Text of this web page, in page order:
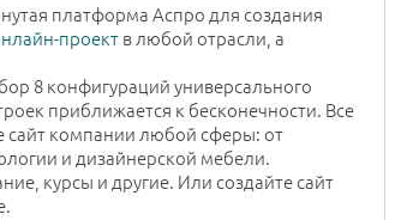
платформа Аспро для создания
проектв любой отрасли, а
8 конфигураций универсального
приближается к бесконечности. Все
сайт компании любой сферы: от
и дизайнерской мебели.
курсы и другие. Или создайте сайт